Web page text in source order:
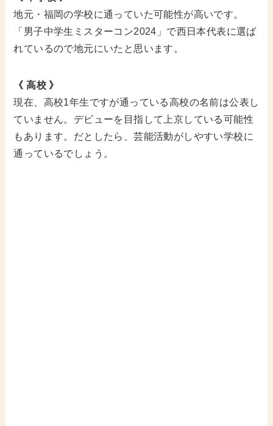
地元・福岡の学校に通っていた可能性が高いです。
「男子中学生ミスターコン2024」で西日本代表に選ば
れているので地元にいたと思います。
《 高校 》
現在、高校1年生ですが通っている高校の名前は公表し
ていません。デビューを目指して上京している可能性
もあります。だとしたら、芸能活動がしやすい学校に
通っているでしょう。